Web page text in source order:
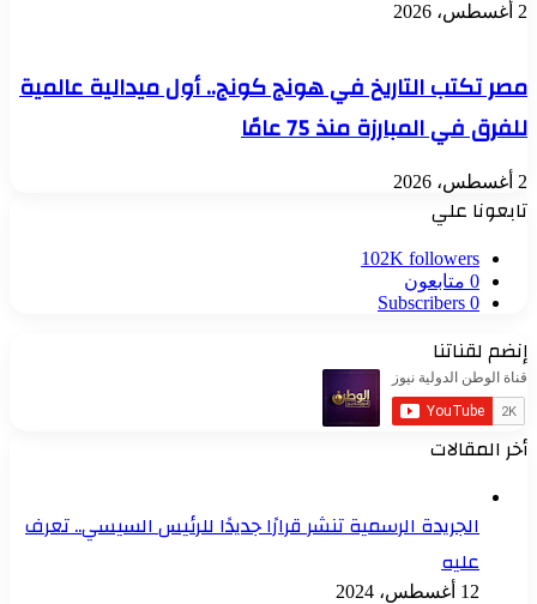
2 أغسطس، 2026
مصر تكتب التاريخ في هونج كونج.. أول ميدالية عالمية
للفرق في المبارزة منذ 75 عامًا
2 أغسطس، 2026
تابعونا علي
102K followers
0 متابعون
0
Subscribers
إنضم لقناتنا
أخر المقالات
الجريدة الرسمية تنشر قرارًا جديدًا للرئيس السيسي.. تعرف
عليه
12 أغسطس، 2024